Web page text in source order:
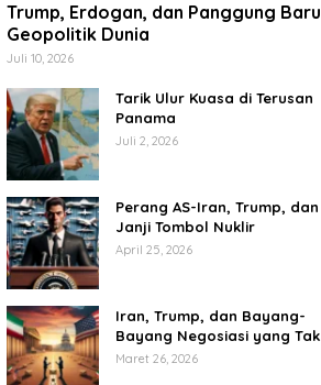
Trump, Erdogan, dan Panggung Baru
Geopolitik Dunia
Juli 10, 2026
Tarik Ulur Kuasa di Terusan
Panama
Juli 2, 2026
Perang AS-Iran, Trump, dan
Janji Tombol Nuklir
April 25, 2026
Iran, Trump, dan Bayang-
Bayang Negosiasi yang Tak
Pernah Usai
Maret 26, 2026